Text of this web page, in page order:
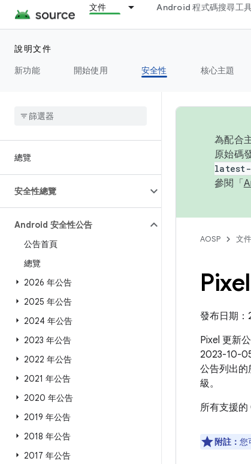
文件 Android 程式碼搜尋工
說明文件
新功能
開始使用 安全性 核心主題
總覽
安全性總覽
Android 安全性公告
公告首頁
總覽
2026 年公告
2025 年公告
2024 年公告
2023 年公告
2022 年公告
2021 年公告
2020 年公告
2019 年公告
2018 年公告
2017 年公告
為配合
原始碼
latest-
參閱「
AOSP 文件
發布日期：
Pixel 更新
2023-10-
公告列出的
級。
所有支援
附註： 您